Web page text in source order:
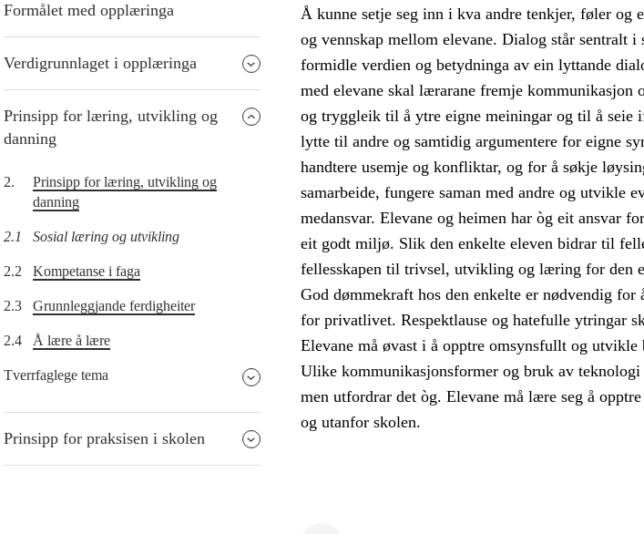
Formålet med opplæringa
Verdigrunnlaget i opplæringa
Prinsipp for læring, utvikling og
danning
2.
Prinsipp for læring, utvikling og
danning
2.1 Sosial læring og utvikling
2.2 Kompetanse i faga
2.3 Grunnleggjande ferdigheiter
2.4 Å lære å lære
Tverrfaglege tema
Prinsipp for praksisen i skolen
Å kunne setje seg inn i kva andre tenkjer, føler og
og vennskap mellom elevane. Dialog står sentralt
formidle verdien og betydninga av ein lyttande
med elevane skal lærarane fremje kommunikasjon
og tryggleik til å ytre eigne meiningar og til å seie
lytte til andre og samtidig argumentere for eigne
handtere usemje og konfliktar, og for å søkje
samarbeide, fungere saman med andre og utvikle
medansvar. Elevane og heimen har òg eit ansvar
eit godt miljø. Slik den enkelte eleven bidrar til
fellesskapen til trivsel, utvikling og læring for den
God dømmekraft hos den enkelte er nødvendig for
for privatlivet. Respektlause og hatefulle ytringar
Elevane må øvast i å opptre omsynsfullt og utvikle
Ulike kommunikasjonsformer og bruk av
men utfordrar det òg. Elevane må lære seg å
og utanfor skolen.